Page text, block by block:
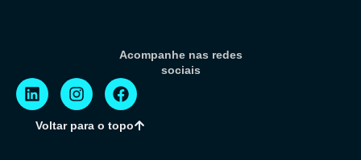
Acompanhe nas redes
sociais
Voltar para o topo